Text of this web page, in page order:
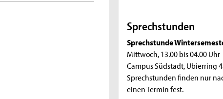
Sprechstunden
Sprechstunde
Mittwoch, 13.00 bis 04.00 Uhr
Campus Südstadt, Ubierring
Sprechstunden finden nur
einen Termin fest.